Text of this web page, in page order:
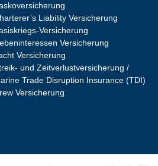
Liability Versicherung
Versicherung
Versicherung
Versicherung
und Zeitverlustversicherung /
Trade Disruption Insurance (TDI)
Versicherung